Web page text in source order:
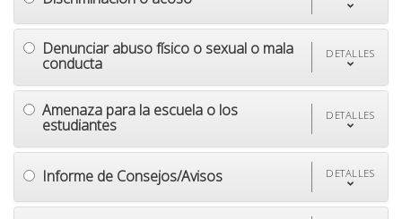
Denunciar abuso físico o sexual o mala
conducta
DETALLES
Amenaza para la escuela o los
estudiantes
DETALLES
Informe de Consejos/Avisos DETALLES